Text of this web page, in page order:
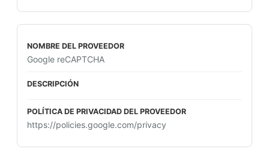
Google reCAPTCHA
https://policies.google.com/privacy